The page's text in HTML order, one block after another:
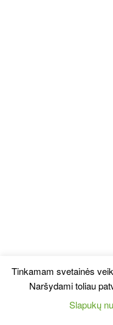
Tinkamam svetainės
Naršydami toliau
Slapukų